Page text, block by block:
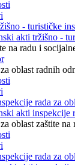
- turističke
akti tržišno -
na radu i
oblast radnih
rada za
akti inspekcije
oblast zaštite na
rada za